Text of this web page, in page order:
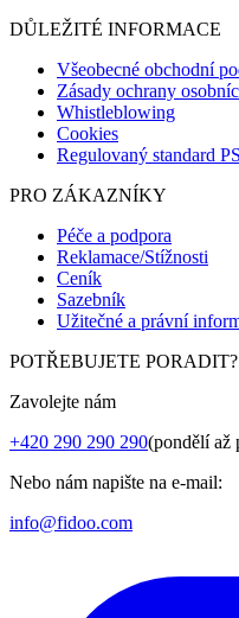
DŮLEŽITÉ INFORMACE
Všeobecné obchodní
Zásady ochrany
Whistleblowing
Cookies
Regulovaný standard
PRO ZÁKAZNÍKY
Péče a podpora
Reklamace/Stížnosti
Ceník
Sazebník
Užitečné a právní
POTŘEBUJETE PORADIT?
Zavolejte nám
+420 290 290 290(pondělí až
Nebo nám napište na e-mail:
info@fidoo.com